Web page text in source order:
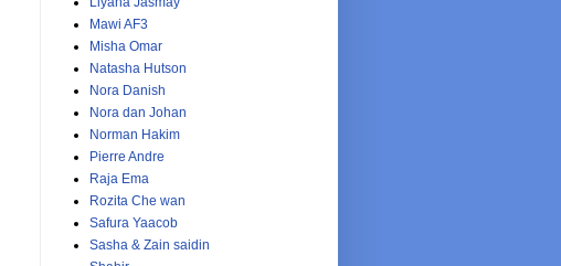
Mawi AF3
Misha Omar
Natasha Hutson
Nora Danish
Nora dan Johan
Norman Hakim
Pierre Andre
Raja Ema
Rozita Che wan
Safura Yaacob
Sasha & Zain saidin